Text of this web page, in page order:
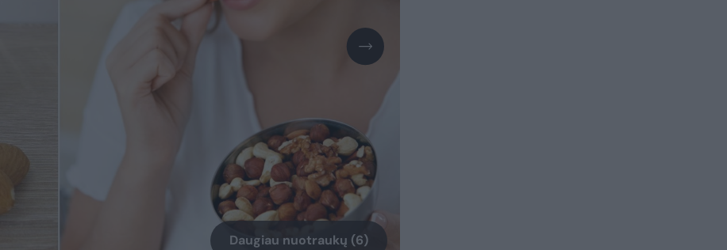
Daugiau nuotraukų (6)